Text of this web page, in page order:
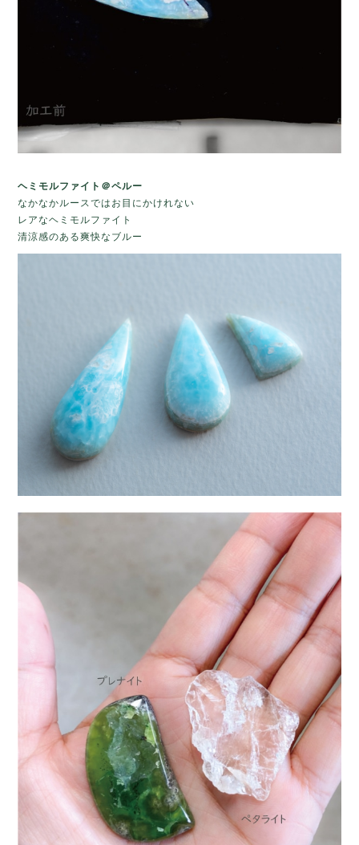
ヘミモルファイト＠ペルー
なかなかルースではお目にかけれない
レアなヘミモルファイト
清涼感のある爽快なブルー